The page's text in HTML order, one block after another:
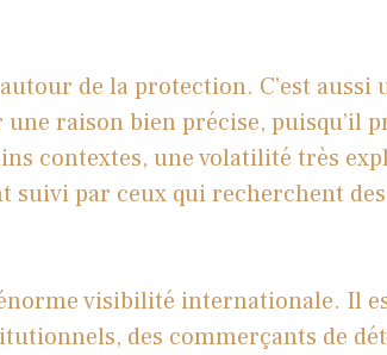
de la protection. C’est
raison bien précise, puisqu’il
contextes, une volatilité très
suivi par ceux qui recherchent
visibilité internationale. Il
des commerçants de